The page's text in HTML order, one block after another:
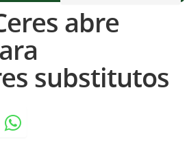
abre
substitutos